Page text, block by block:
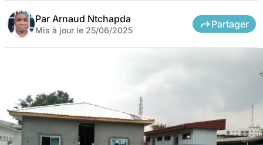
Par Arnaud Ntchapda
Mis à jour le 25/06/2025
Partager